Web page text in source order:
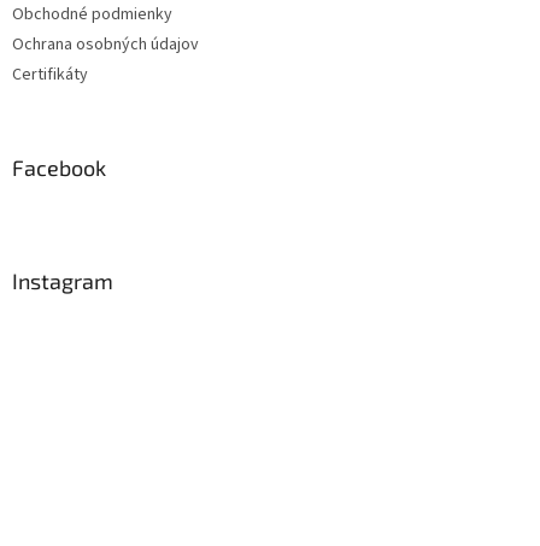
Obchodné podmienky
Ochrana osobných údajov
Certifikáty
Facebook
Instagram